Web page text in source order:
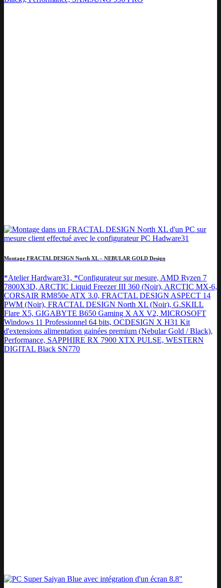
Montage FRACTAL DESIGN North XL – NEBULAR GOLD Design
*Atelier Hardware31, *Configurateur sur mesure, AMD Ryzen 7
7800X3D, ARCTIC Liquid Freezer III 360 (Noir), ARCTIC MX-6,
CORSAIR RM850e ATX 3.0, FRACTAL DESIGN ASPECT 14
PWM (Noir), FRACTAL DESIGN North XL (Noir), G.SKILL
Flare X5, GIGABYTE B650 Gaming X AX V2, MICROSOFT
Windows 11 Professionnel 64 bits, OCDESIGN X H31 Kit
d'extensions alimentation gainées premium (Nebular Gold / Black),
Performance, SAPPHIRE RX 7900 XTX PULSE, WESTERN
DIGITAL Black SN770